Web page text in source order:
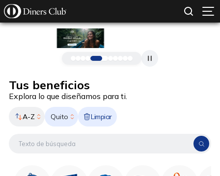
Pasar al contenido principal
Tus beneficios
Explora lo que diseñamos para ti.
A-Z Quito Limpiar